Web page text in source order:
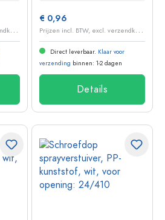
P
rijzen incl. BTW, excl. verzendkosten
€ 0,96
P
rijzen incl. BTW, excl. verzendkosten
Direct leverbaar. Klaar voor
verzending binnen: 1-2 dagen
Details